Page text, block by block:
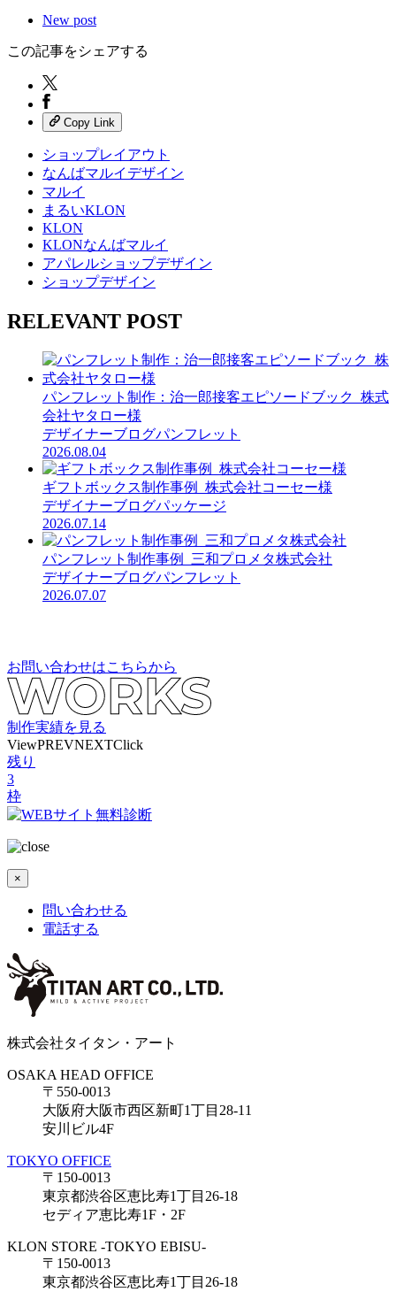
New post
この記事をシェアする
Copy Link
ショップレイアウト
なんばマルイデザイン
マルイ
まるいKLON
KLON
KLONなんばマルイ
アパレルショップデザイン
ショップデザイン
RELEVANT POST
パンフレット制作：治一郎接客エピソードブック_株式
会社ヤタロー様
デザイナーブログパンフレット
2026.08.04
ギフトボックス制作事例_株式会社コーセー様
デザイナーブログパッケージ
2026.07.14
パンフレット制作事例_三和プロメタ株式会社
デザイナーブログパンフレット
2026.07.07
お問い合わせはこちらから
制作実績を見る
ViewPREVNEXTClick
残り
3
枠
×
問い合わせる
電話する
株式会社タイタン・アート
OSAKA HEAD OFFICE
〒550-0013
大阪府大阪市西区新町1丁目28-11
安川ビル4F
TOKYO OFFICE
〒150-0013
東京都渋谷区恵比寿1丁目26-18
セディア恵比寿1F・2F
KLON STORE -TOKYO EBISU-
〒150-0013
東京都渋谷区恵比寿1丁目26-18